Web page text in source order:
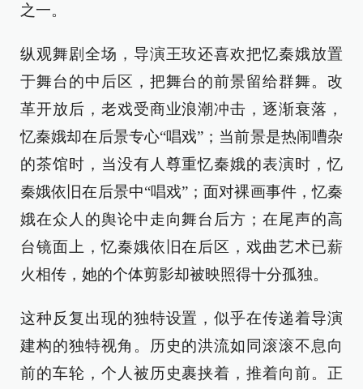
之一。
纵观舞剧全场，导演王玫还喜欢把忆秦娥放置
于舞台的中后区，把舞台的前景留给群舞。改
革开放后，老戏受商业浪潮冲击，逐渐衰落，
忆秦娥却在后景专心“唱戏”；当前景是热闹嘈杂
的茶馆时，当没有人尊重忆秦娥的表演时，忆
秦娥依旧在后景中“唱戏”；面对裸画事件，忆秦
娥在众人的舆论中走向舞台后方；在尾声的高
台镜面上，忆秦娥依旧在后区，戏曲艺术已薪
火相传，她的个体剪影却被映照得十分孤独。
这种反复出现的独特设置，似乎在传递着导演
建构的独特视角。历史的洪流如同滚滚不息向
前的车轮，个人被历史裹挟着，推着向前。正